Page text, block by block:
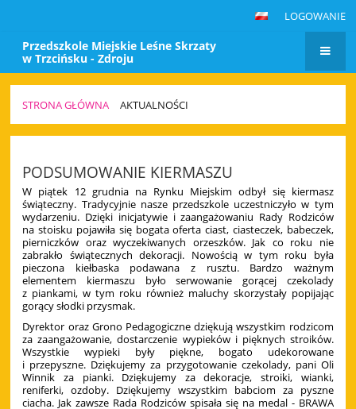
LOGOWANIE
Przedszkole Miejskie Leśne Skrzaty
w Trzcińsku - Zdroju
STRONA GŁÓWNA AKTUALNOŚCI
PODSUMOWANIE KIERMASZU
W piątek 12 grudnia na Rynku Miejskim odbył się kiermasz
świąteczny. Tradycyjnie nasze przedszkole uczestniczyło w tym
wydarzeniu. Dzięki inicjatywie i zaangażowaniu Rady Rodziców
na stoisku pojawiła się bogata oferta ciast, ciasteczek, babeczek,
pierniczków oraz wyczekiwanych orzeszków. Jak co roku nie
zabrakło świątecznych dekoracji. Nowością w tym roku była
pieczona kiełbaska podawana z rusztu. Bardzo ważnym
elementem kiermaszu było serwowanie gorącej czekolady
z piankami, w tym roku również maluchy skorzystały popijając
gorący słodki przysmak.
Dyrektor oraz Grono Pedagogiczne dziękują wszystkim rodzicom
za zaangażowanie, dostarczenie wypieków i pięknych stroików.
Wszystkie wypieki były piękne, bogato udekorowane
i przepyszne. Dziękujemy za przygotowanie czekolady, pani Oli
Winnik za pianki. Dziękujemy za dekoracje, stroiki, wianki,
reniferki, ozdoby. Dziękujemy wszystkim babciom za pyszne
ciacha. Jak zawsze Rada Rodziców spisała się na medal - BRAWA